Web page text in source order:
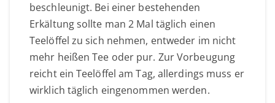
beschleunigt. Bei einer bestehenden
Erkältung sollte man 2 Mal täglich einen
Teelöffel zu sich nehmen, entweder im nicht
mehr heißen Tee oder pur. Zur Vorbeugung
reicht ein Teelöffel am Tag, allerdings muss er
wirklich täglich eingenommen werden.